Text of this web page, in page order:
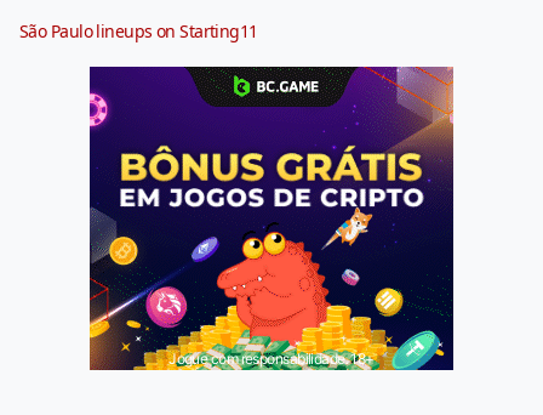
São Paulo lineups on Starting11
Jogue com responsabilidade. 18+